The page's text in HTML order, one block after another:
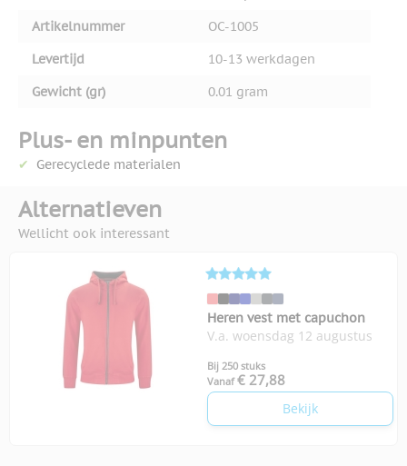
Artikelnummer
OC-1005
Levertijd
10-13 werkdagen
Gewicht (gr)
0.01 gram
Plus- en minpunten
Gerecyclede materialen
Alternatieven
Wellicht ook interessant
Heren vest met capuchon
V.a. woensdag 12 augustus
Bij 250 stuks
Vanaf € 27,88
Bekijk